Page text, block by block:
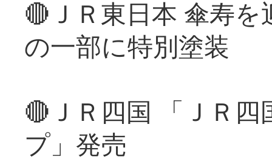
🔴ＪＲ東日本 傘寿
の一部に特別塗装
🔴ＪＲ四国 「ＪＲ
プ」発売